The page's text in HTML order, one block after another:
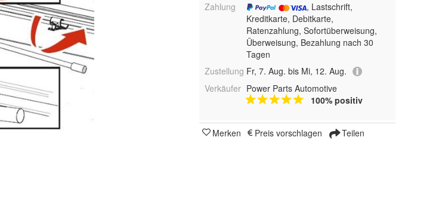
Zahlung
, Lastschrift,
Kreditkarte, Debitkarte,
Ratenzahlung, Sofortüberweisung,
Überweisung, Bezahlung nach 30
Tagen
Zustellung Fr, 7. Aug. bis Mi, 12. Aug.
Verkäufer Power Parts Automotive
100% positiv
Merken Preis vorschlagen Teilen